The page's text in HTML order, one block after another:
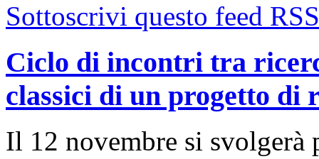
Sottoscrivi questo feed RSS
Ciclo di incontri tra
classici di un progetto di
Il 12 novembre si svolgerà